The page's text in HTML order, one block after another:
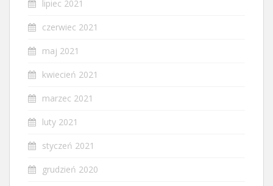
lipiec 2021
czerwiec 2021
maj 2021
kwiecień 2021
marzec 2021
luty 2021
styczeń 2021
grudzień 2020